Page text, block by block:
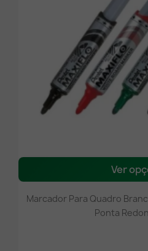
Ver
Marcador Para Quadro
Ponta